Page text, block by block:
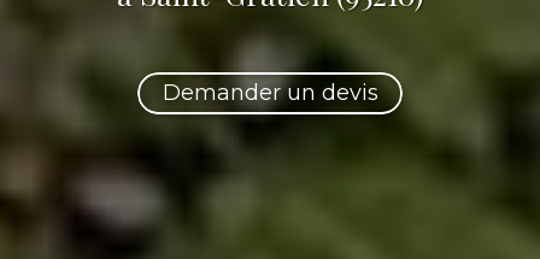
Demander un devis